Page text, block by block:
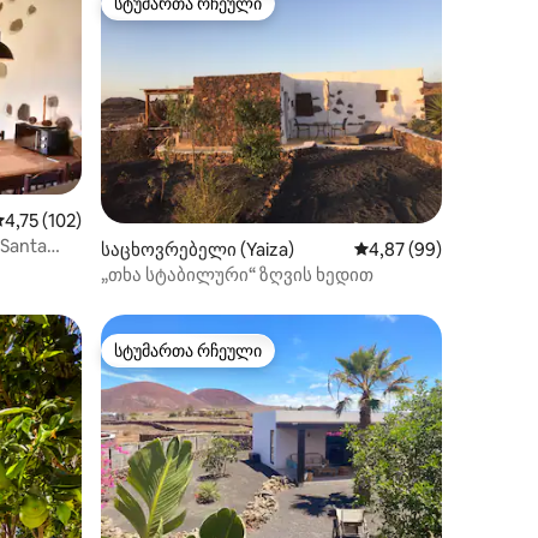
შეფასებაა 5‑დან 4,75, 102 მიმოხილვა
4,75 (102)
სტუმართა რჩეული
საცხოვრებელი (Yaiza) საშუალო შეფასებაა
4,87 (99)
„თხა სტაბილური“ ზღვის ხედით
სტუმართა რჩეული
სტუმართა რჩეული